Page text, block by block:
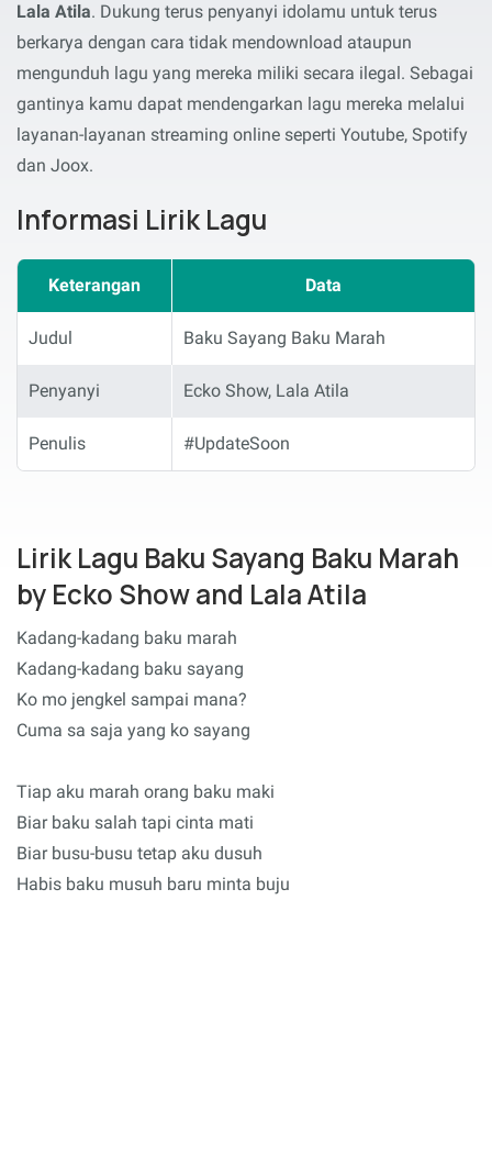
Lala Atila. Dukung terus penyanyi idolamu untuk terus
berkarya dengan cara tidak mendownload ataupun
mengunduh lagu yang mereka miliki secara ilegal. Sebagai
gantinya kamu dapat mendengarkan lagu mereka melalui
layanan-layanan streaming online seperti Youtube, Spotify
dan Joox.
Informasi Lirik Lagu
Keterangan Data
Judul Baku Sayang Baku Marah
Penyanyi Ecko Show, Lala Atila
Penulis #UpdateSoon
Lirik Lagu Baku Sayang Baku Marah
by Ecko Show and Lala Atila
Kadang-kadang baku marah
Kadang-kadang baku sayang
Ko mo jengkel sampai mana?
Cuma sa saja yang ko sayang
Tiap aku marah orang baku maki
Biar baku salah tapi cinta mati
Biar busu-busu tetap aku dusuh
Habis baku musuh baru minta buju